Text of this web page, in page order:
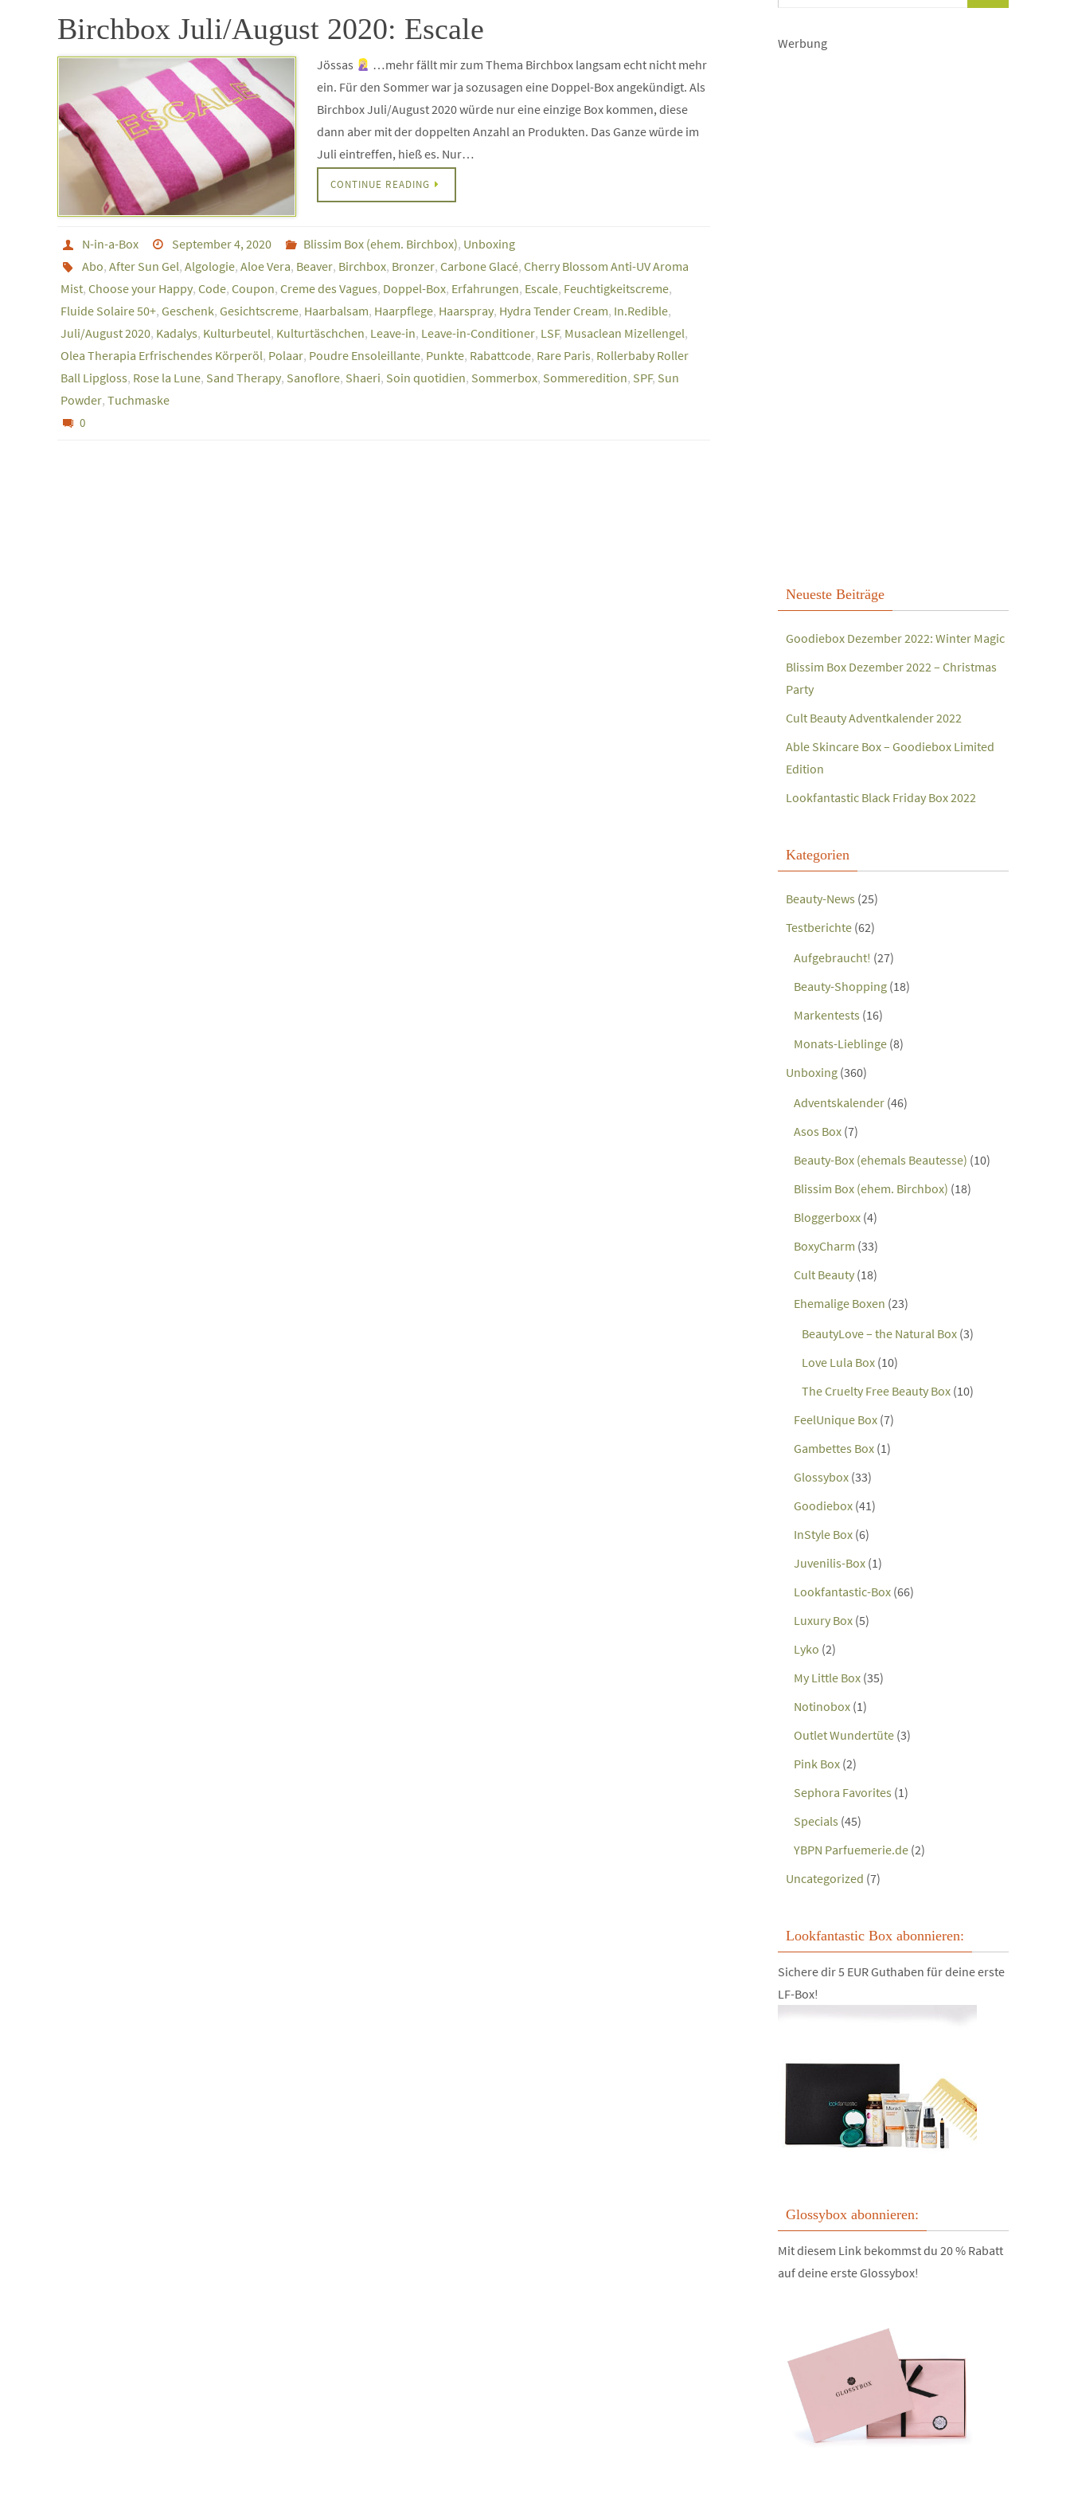
Birchbox Juli/August 2020: Escale
Jössas
…mehr fällt mir zum Thema Birchbox langsam echt nicht mehr
ein. Für den Sommer war ja sozusagen eine Doppel-Box angekündigt. Als
Birchbox Juli/August 2020 würde nur eine einzige Box kommen, diese
dann aber mit der doppelten Anzahl an Produkten. Das Ganze würde im
Juli eintreffen, hieß es. Nur…
CONTINUE READING
N-in-a-Box September 4, 2020 Blissim Box (ehem. Birchbox), Unboxing
Abo, After Sun Gel, Algologie, Aloe Vera, Beaver, Birchbox, Bronzer, Carbone Glacé, Cherry Blossom Anti-UV Aroma
Mist, Choose your Happy, Code, Coupon, Creme des Vagues, Doppel-Box, Erfahrungen, Escale, Feuchtigkeitscreme,
Fluide Solaire 50+, Geschenk, Gesichtscreme, Haarbalsam, Haarpflege, Haarspray, Hydra Tender Cream, In.Redible,
Juli/August 2020, Kadalys, Kulturbeutel, Kulturtäschchen, Leave-in, Leave-in-Conditioner, LSF, Musaclean Mizellengel,
Olea Therapia Erfrischendes Körperöl, Polaar, Poudre Ensoleillante, Punkte, Rabattcode, Rare Paris, Rollerbaby Roller
Ball Lipgloss, Rose la Lune, Sand Therapy, Sanoflore, Shaeri, Soin quotidien, Sommerbox, Sommeredition, SPF, Sun
Powder, Tuchmaske
0
Werbung
Neueste Beiträge
Goodiebox Dezember 2022: Winter Magic
Blissim Box Dezember 2022 – Christmas
Party
Cult Beauty Adventkalender 2022
Able Skincare Box – Goodiebox Limited
Edition
Lookfantastic Black Friday Box 2022
Kategorien
Beauty-News (25)
Testberichte (62)
Aufgebraucht! (27)
Beauty-Shopping (18)
Markentests (16)
Monats-Lieblinge (8)
Unboxing (360)
Adventskalender (46)
Asos Box (7)
Beauty-Box (ehemals Beautesse) (10)
Blissim Box (ehem. Birchbox) (18)
Bloggerboxx (4)
BoxyCharm (33)
Cult Beauty (18)
Ehemalige Boxen (23)
BeautyLove – the Natural Box (3)
Love Lula Box (10)
The Cruelty Free Beauty Box (10)
FeelUnique Box (7)
Gambettes Box (1)
Glossybox (33)
Goodiebox (41)
InStyle Box (6)
Juvenilis-Box (1)
Lookfantastic-Box (66)
Luxury Box (5)
Lyko (2)
My Little Box (35)
Notinobox (1)
Outlet Wundertüte (3)
Pink Box (2)
Sephora Favorites (1)
Specials (45)
YBPN Parfuemerie.de (2)
Uncategorized (7)
Lookfantastic Box abonnieren:
Sichere dir 5 EUR Guthaben für deine erste
LF-Box!
Glossybox abonnieren:
Mit diesem Link bekommst du 20 % Rabatt
auf deine erste Glossybox!